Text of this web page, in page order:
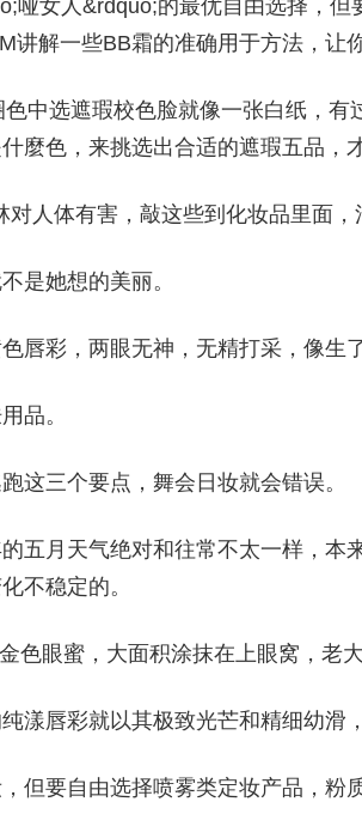
哑女人&rdquo;的最优自由选择，
讲解一些BB霜的准确用于方法，让
中选遮瑕校色脸就像一张白纸，
麼色，来挑选出合适的遮瑕五品，
人体有害，敲这些到化妆品里面，
是她想的美丽。
唇彩，两眼无神，无精打采，像生
品。
这三个要点，舞会日妆就会错误。
的五月天气绝对和往常不太一样，
不稳定的。
色眼蜜，大面积涂抹在上眼窝，老大
漾唇彩就以其极致光芒和精细幼滑
但要自由选择喷雾类定妆产品，粉